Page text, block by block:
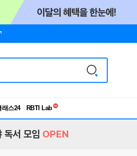
래스24
독서유형검사
독서 모임 OPEN